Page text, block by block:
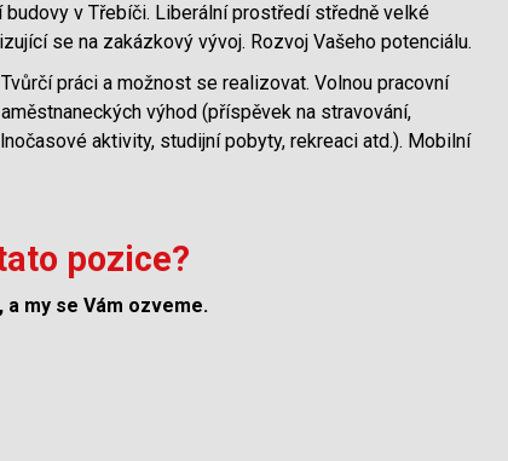
v Třebíči. Liberální prostředí středně velké
se na zakázkový vývoj. Rozvoj Vašeho potenciálu.
Tvůrčí práci a možnost se realizovat. Volnou pracovní
výhod (příspěvek na stravování,
aktivity, studijní pobyty, rekreaci atd.). Mobilní
pozice?
a my se Vám ozveme.